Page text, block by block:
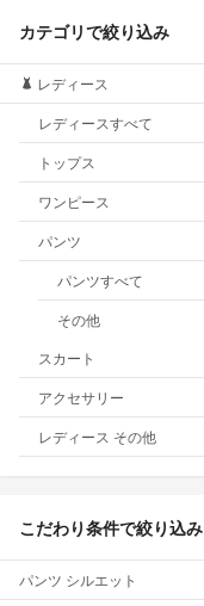
カテゴリで絞り込み
レディース
レディースすべて
トップス
ワンピース
パンツ
パンツすべて
その他
スカート
アクセサリー
レディース その他
こだわり条件で絞り込み
パンツ シルエット